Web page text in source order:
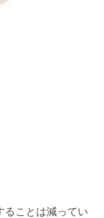
ることは減ってい